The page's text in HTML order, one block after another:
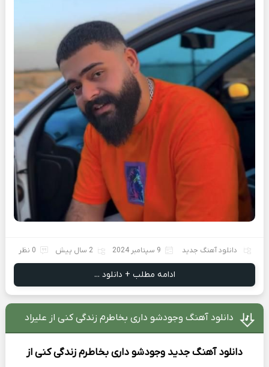
دانلود آهنگ جدید 9 سپتامبر 2024 2 سال پیش 0 نظر
ادامه مطلب + دانلود ...
دانلود آهنگ وجودشو داری بخاطرم زندگی کنی از علیراد
دانلود آهنگ جدید وجودشو داری بخاطرم زندگی کنی از